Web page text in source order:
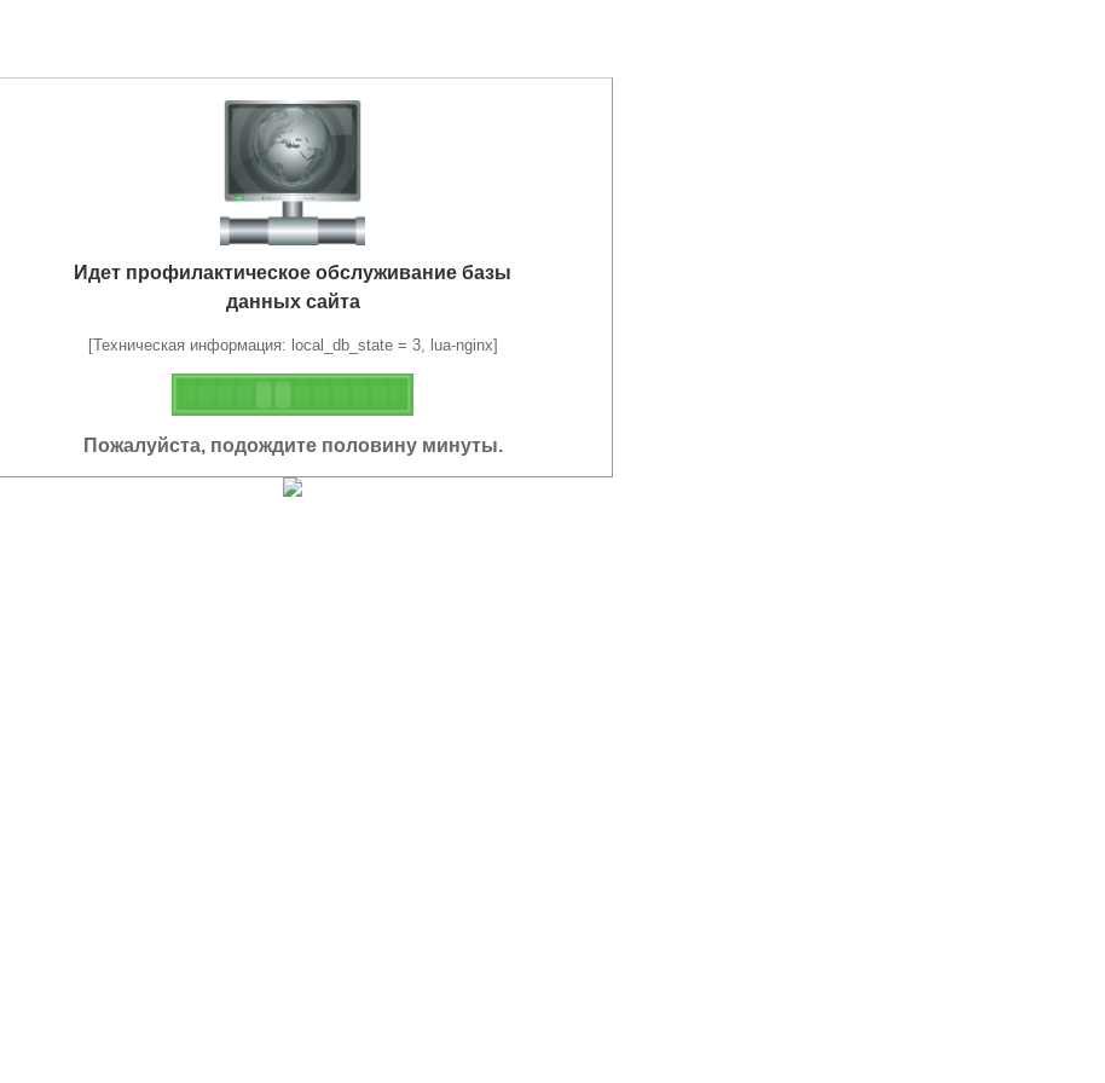
Идет профилактическое обслуживание базы
данных сайта
[Техническая информация: local_db_state = 3, lua-nginx]
Пожалуйста, подождите половину минуты.